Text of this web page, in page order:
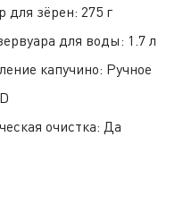
для зёрен: 275 г
для воды: 1.7 л
капучино: Ручное
очистка: Да